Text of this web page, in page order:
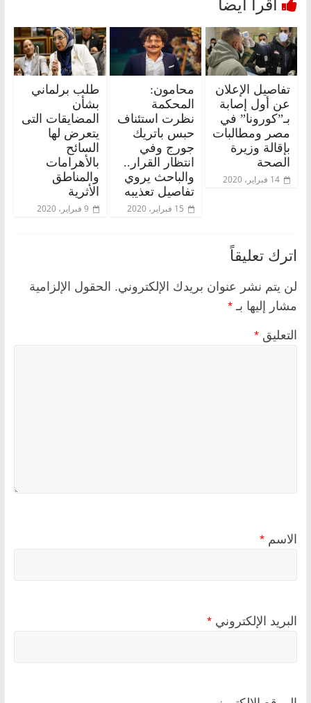
تفاصيل الإعلان
عن أول إصابة
بـ”كورونا” في
مصر ومطالبات
بإقالة وزيرة
الصحة
14 فبراير، 2020
محامون:
المحكمة
نظرت استئناف
حبس باتريك
جورج وفي
انتظار القرار..
والباحث يروي
تفاصيل تعذيبه
15 فبراير، 2020
طلب برلماني
بشأن
المضايقات التى
يتعرض لها
السائح
بالأهرامات
والمناطق
الأثرية
9 فبراير، 2020
اترك تعليقاً
لن يتم نشر عنوان بريدك الإلكتروني. الحقول الإلزامية
مشار إليها بـ *
التعليق *
الاسم *
البريد الإلكتروني *